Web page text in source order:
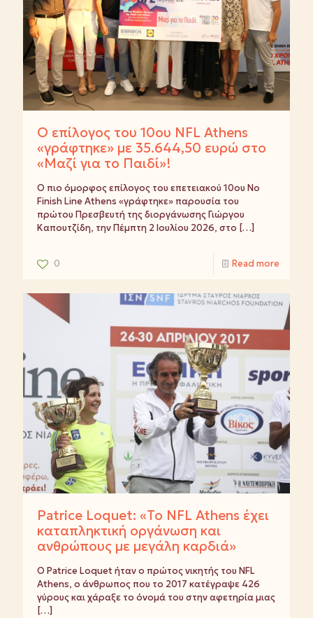
Ο επίλογος του 10ου NFL Athens
«γράφτηκε» με 35.644,50 ευρώ στο
«Μαζί για το Παιδί»!
Ο πιο όμορφος επίλογος του επετειακού 10ου No
Finish Line Athens «γράφτηκε» παρουσία του
πρώτου Πρεσβευτή της διοργάνωσης Γιώργου
Καπουτζίδη, την Πέμπτη 2 Ιουλίου 2026, στο […]
0 Read more
Patrice Loquet: «Το NFL Athens έχει
καταπληκτική οργάνωση και
ανθρώπους με μεγάλη καρδιά»
Ο Patrice Loquet ήταν ο πρώτος νικητής του NFL
Athens, ο άνθρωπος που το 2017 κατέγραψε 426
γύρους και χάραξε το όνομά του στην αφετηρία μιας
[…]